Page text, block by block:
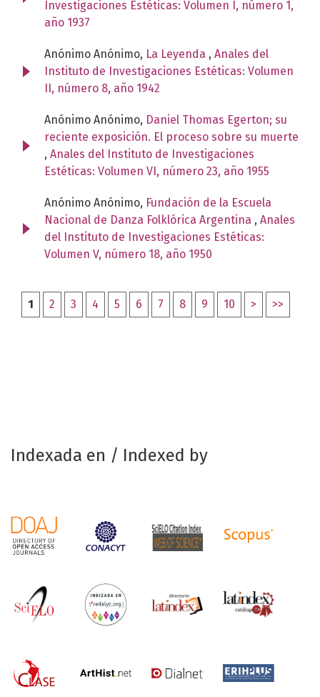
Investigaciones Estéticas: Volumen I, número 1,
año 1937
Anónimo Anónimo, La Leyenda , Anales del
Instituto de Investigaciones Estéticas: Volumen
II, número 8, año 1942
Anónimo Anónimo, Daniel Thomas Egerton; su
reciente exposición. El proceso sobre su muerte
, Anales del Instituto de Investigaciones
Estéticas: Volumen VI, número 23, año 1955
Anónimo Anónimo, Fundación de la Escuela
Nacional de Danza Folklórica Argentina , Anales
del Instituto de Investigaciones Estéticas:
Volumen V, número 18, año 1950
1 2 3 4 5 6 7 8 9 10 > >>
Indexada en / Indexed by